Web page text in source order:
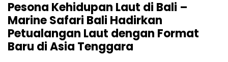
Pesona Kehidupan Laut di Bali –
Marine Safari Bali Hadirkan
Petualangan Laut dengan Format
Baru di Asia Tenggara